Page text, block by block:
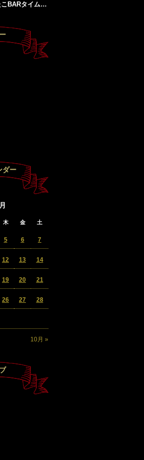
西中島BARおれたこBARタイムすたーと！
ダー
木 金 土
10月 »
5 6 7
12 13 14
19 20 21
26 27 28